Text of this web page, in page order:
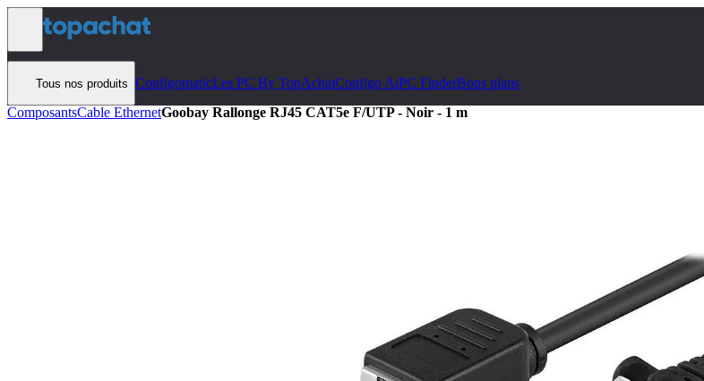
Aller au contenu
Tous nos produits ConfigomaticLes PC By TopAchatConfigo AiPC FinderBons plans
ComposantsCable EthernetGoobay Rallonge RJ45 CAT5e F/UTP - Noir - 1 m